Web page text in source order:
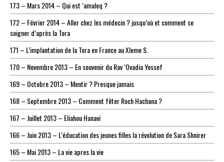
173 – Mars 2014 – Qui est ‘amaleq ?
172 – Février 2014 – Aller chez les médecin ? jusqu’où et comment se
soigner d’après la Tora
171 – L’implantation de la Tora en France au XIeme S.
170 – Novembre 2013 – En souvenir du Rav ‘Ovadia Yossef
169 – Octobre 2013 – Mentir ? Presque jamais
168 – Septembre 2013 – Comment fêter Roch Hachana ?
167 – Juillet 2013 – Eliahou Hanavi
166 – Juin 2013 – L’éducation des jeunes filles la révolution de Sara Shnirer
165 – Mai 2013 – La vie apres la vie